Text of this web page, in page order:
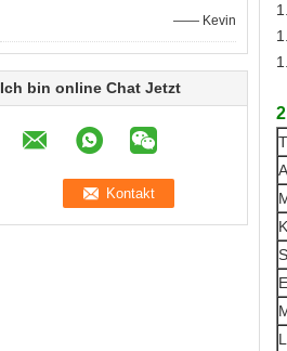
—— Kevin
Ich bin online Chat Jetzt